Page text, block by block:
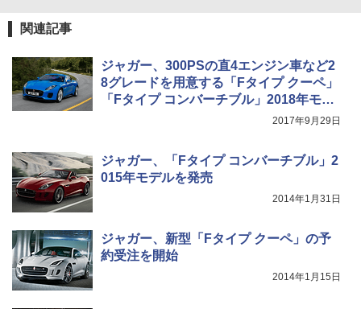
関連記事
ジャガー、300PSの直4エンジン車など2
8グレードを用意する「Fタイプ クーペ」
「Fタイプ コンバーチブル」2018年モデ
2017年9月29日
ジャガー、「Fタイプ コンバーチブル」2
015年モデルを発売
2014年1月31日
ジャガー、新型「Fタイプ クーペ」の予
約受注を開始
2014年1月15日